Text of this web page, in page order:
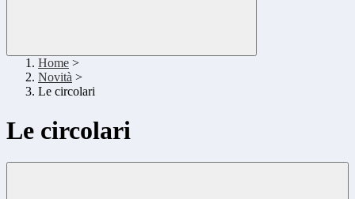
Home >
Novità >
Le circolari
Le circolari